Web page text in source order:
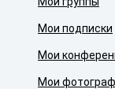
Мои подписки
Мои
Мои